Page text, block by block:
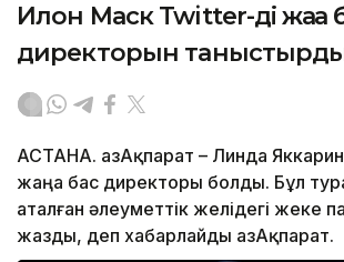
Илон Маск Twitter-дің жаңа
директорын
АСТАНА. ҚазАқпарат – Линда
жаңа бас директоры болды. Бұл
аталған әлеуметтік желідегі жеке
жазды, деп хабарлайды ҚазАқпарат.